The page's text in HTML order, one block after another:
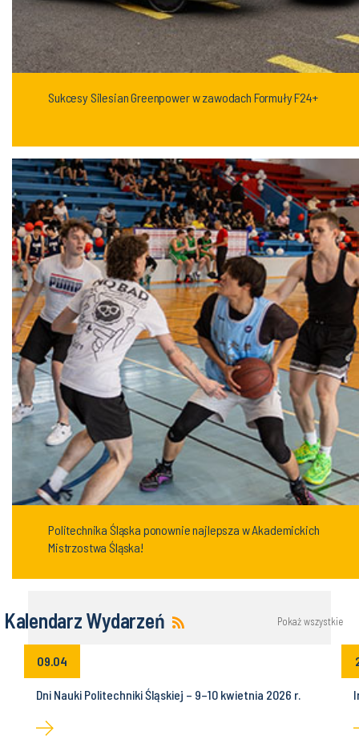
Sukcesy Silesian Greenpower w zawodach Formuły F24+
Politechnika Śląska ponownie najlepsza w Akademickich
Mistrzostwa Śląska!
Kalendarz Wydarzeń Pokaż wszystkie
09.04
Dni Nauki Politechniki Śląskiej – 9–10 kwietnia 2026 r.